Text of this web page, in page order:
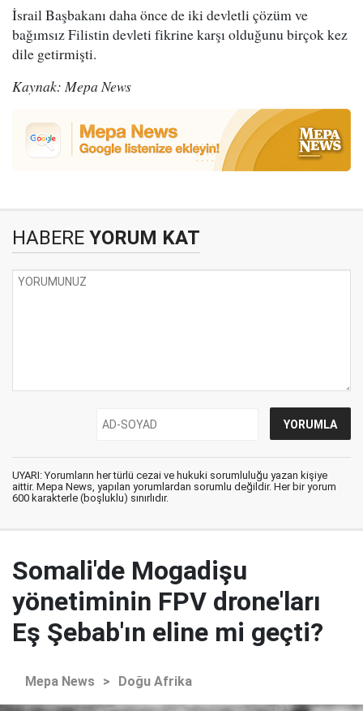
İsrail Başbakanı daha önce de iki devletli çözüm ve
bağımsız Filistin devleti fikrine karşı olduğunu birçok kez
dile getirmişti.
Kaynak: Mepa News
HABERE YORUM KAT
UYARI: Yorumların her türlü cezai ve hukuki sorumluluğu yazan kişiye
aittir. Mepa News, yapılan yorumlardan sorumlu değildir. Her bir yorum
600 karakterle (boşluklu) sınırlıdır.
Somali'de Mogadişu
yönetiminin FPV drone'ları
Eş Şebab'ın eline mi geçti?
Mepa News > Doğu Afrika